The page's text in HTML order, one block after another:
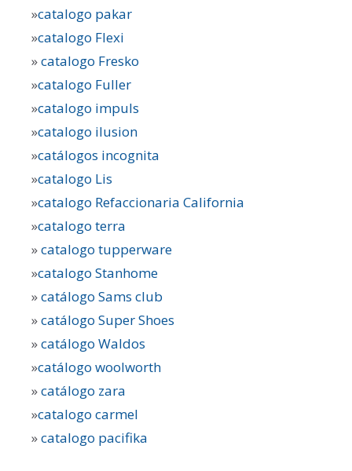
»catalogo pakar
»catalogo Flexi
»catalogo Fresko
»catalogo Fuller
»catalogo impuls
»catalogo ilusion
»catálogos incognita
»catalogo Lis
»catalogo Refaccionaria California
»catalogo terra
»catalogo tupperware
»catalogo Stanhome
»catálogo Sams club
»catálogo Super Shoes
»catálogo Waldos
»catálogo woolworth
»catálogo zara
»catalogo carmel
»catalogo pacifika